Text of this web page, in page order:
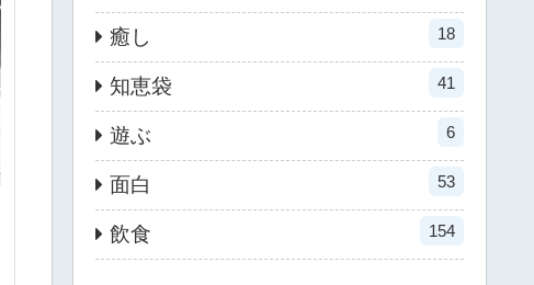
癒し 18
知恵袋 41
遊ぶ 6
面白 53
飲食 154